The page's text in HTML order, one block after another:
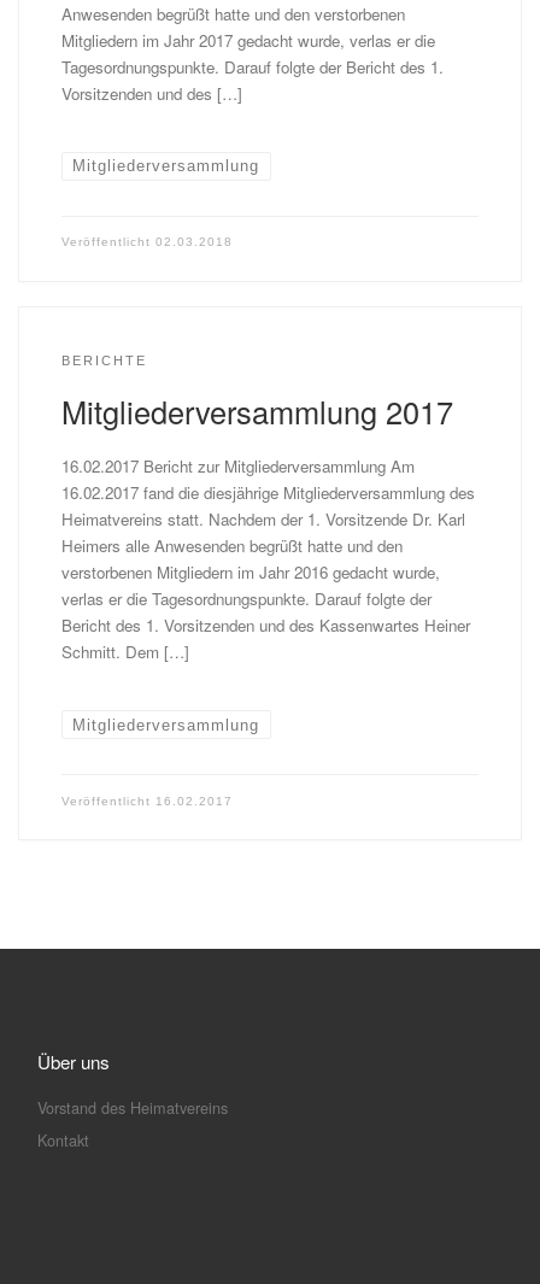
Anwesenden begrüßt hatte und den verstorbenen
Mitgliedern im Jahr 2017 gedacht wurde, verlas er die
Tagesordnungspunkte. Darauf folgte der Bericht des 1.
Vorsitzenden und des […]
Mitgliederversammlung
Veröffentlicht 02.03.2018
BERICHTE
Mitgliederversammlung 2017
16.02.2017 Bericht zur Mitgliederversammlung Am
16.02.2017 fand die diesjährige Mitgliederversammlung des
Heimatvereins statt. Nachdem der 1. Vorsitzende Dr. Karl
Heimers alle Anwesenden begrüßt hatte und den
verstorbenen Mitgliedern im Jahr 2016 gedacht wurde,
verlas er die Tagesordnungspunkte. Darauf folgte der
Bericht des 1. Vorsitzenden und des Kassenwartes Heiner
Schmitt. Dem […]
Mitgliederversammlung
Veröffentlicht 16.02.2017
Über uns
Vorstand des Heimatvereins
Kontakt